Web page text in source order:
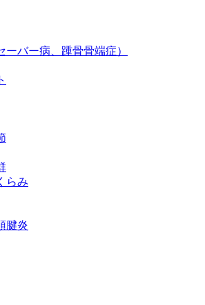
ーバー病、踵骨骨端症）
らみ
腱炎